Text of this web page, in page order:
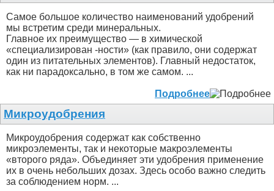
Самое большое количество наименований удобрений
мы встретим среди минеральных.
Главное их преимущество — в химической
«специализирован -ности» (как правило, они содержат
один из питательных элементов). Главный недостаток,
как ни парадоксально, в том же самом. ...
Подробнее
Микроудобрения
Микроудобрения содержат как собственно
микроэлементы, так и некоторые макроэлементы
«второго ряда». Объединяет эти удобрения применение
их в очень небольших дозах. Здесь особо важно следить
за соблюдением норм. ...